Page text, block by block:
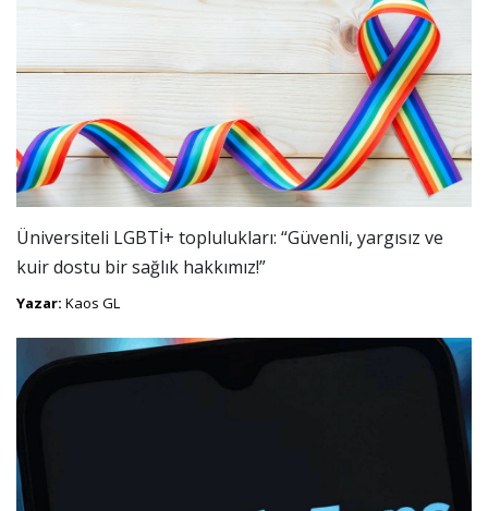
Üniversiteli LGBTİ+ toplulukları: “Güvenli, yargısız ve
kuir dostu bir sağlık hakkımız!”
Yazar: Kaos GL